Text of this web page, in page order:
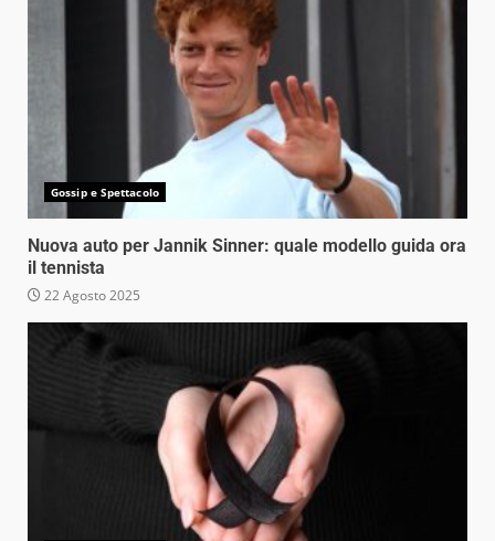
Gossip e Spettacolo
Nuova auto per Jannik Sinner: quale modello guida ora
il tennista
22 Agosto 2025